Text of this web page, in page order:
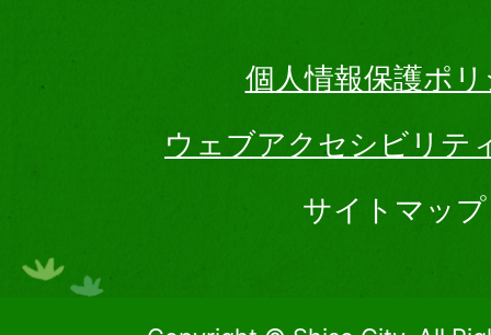
個人情報保護ポ
ウェブアクセシビリテ
サイトマップ